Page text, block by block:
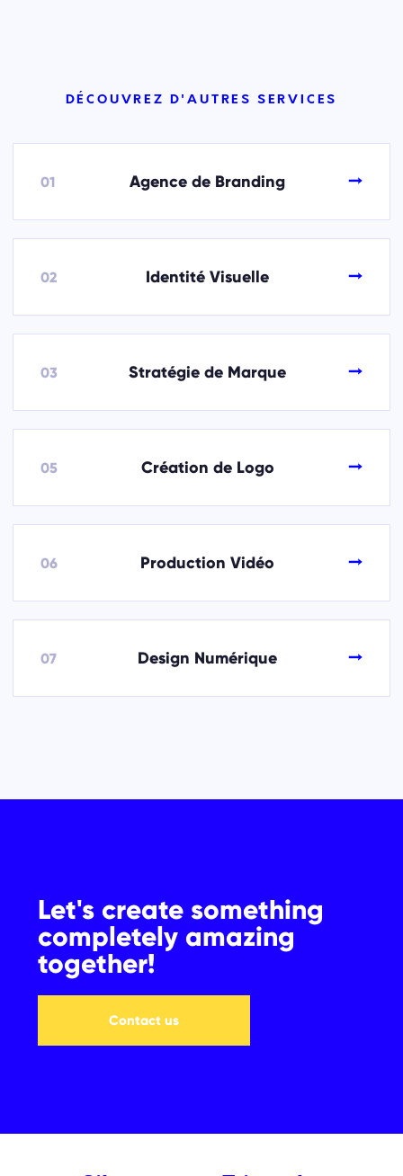
DÉCOUVREZ D'AUTRES SERVICES
01 Agence de Branding →
02 Identité Visuelle →
03 Stratégie de Marque →
05 Création de Logo →
06 Production Vidéo →
07 Design Numérique →
Let's create something
completely amazing
together!
Contact us